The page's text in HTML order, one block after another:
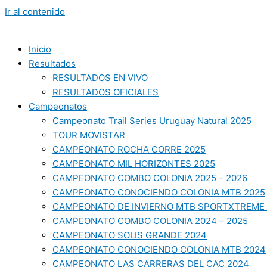
Ir al contenido
Inicio
Resultados
RESULTADOS EN VIVO
RESULTADOS OFICIALES
Campeonatos
Campeonato Trail Series Uruguay Natural 2025
TOUR MOVISTAR
CAMPEONATO ROCHA CORRE 2025
CAMPEONATO MIL HORIZONTES 2025
CAMPEONATO COMBO COLONIA 2025 – 2026
CAMPEONATO CONOCIENDO COLONIA MTB 2025
CAMPEONATO DE INVIERNO MTB
CAMPEONATO COMBO COLONIA 2024 – 2025
CAMPEONATO SOLIS GRANDE 2024
CAMPEONATO CONOCIENDO COLONIA MTB 2024
CAMPEONATO LAS CARRERAS DEL CAC 2024